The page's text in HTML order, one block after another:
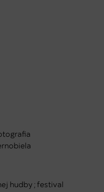
hudby ; festival